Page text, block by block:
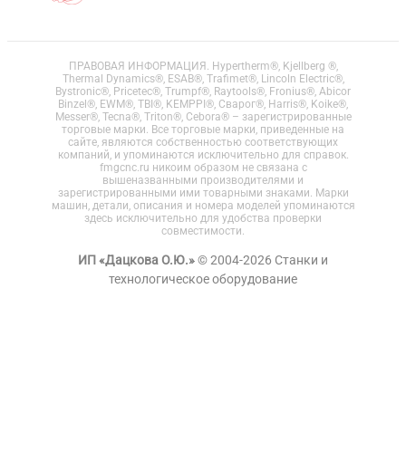
ПРАВОВАЯ ИНФОРМАЦИЯ. Hypertherm®, Kjellberg ®,
Thermal Dynamics®, ESAB®, Trafimet®, Lincoln Electric®,
Bystronic®, Pricetec®, Trumpf®, Raytools®, Fronius®, Abicor
Binzel®, EWM®, TBI®, KEMPPI®, Сварог®, Harris®, Koike®,
Messer®, Tecna®, Triton®, Cebora® – зарегистрированные
торговые марки. Все торговые марки, приведенные на
сайте, являются собственностью соответствующих
компаний, и упоминаются исключительно для справок.
fmgcnc.ru никоим образом не связана с
вышеназванными производителями и
зарегистрированными ими товарными знаками. Марки
машин, детали, описания и номера моделей упоминаются
здесь исключительно для удобства проверки
совместимости.
ИП «Дацкова О.Ю.»© 2004-2026 Станки и
технологическое оборудование